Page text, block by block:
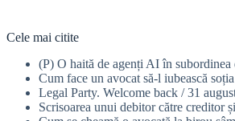
Cele mai citite
(P) O haită de agenți AI în subordinea
Cum face un avocat să-l iubească soția
Legal Party. Welcome back / 31
Scrisoarea unui debitor către creditor